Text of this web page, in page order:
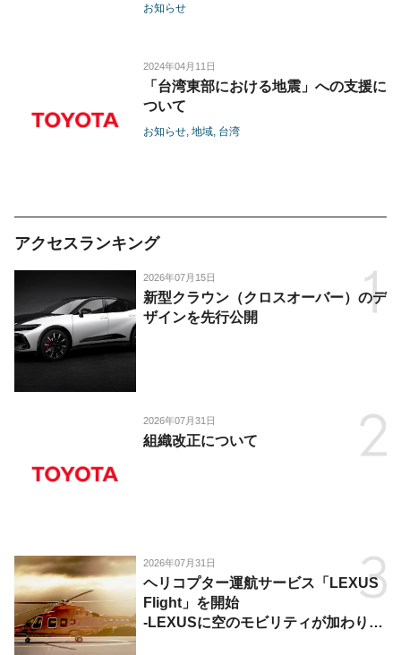
お知らせ
2024年04月11日
「台湾東部における地震」への支援に
ついて
お知らせ 地域 台湾
アクセスランキング
2026年07月15日
新型クラウン（クロスオーバー）のデ
ザインを先行公開
2026年07月31日
組織改正について
2026年07月31日
ヘリコプター運航サービス「LEXUS
Flight」を開始
-LEXUSに空のモビリティが加わり、